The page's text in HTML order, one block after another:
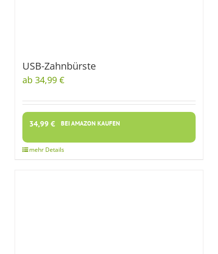
USB-Zahnbürste
ab 34,99 €
34,99 € BEI AMAZON KAUFEN